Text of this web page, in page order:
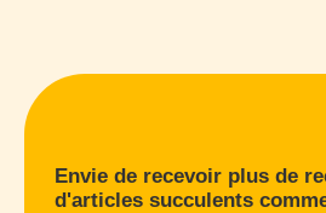
Envie de recevoir plus de
d'articles succulents